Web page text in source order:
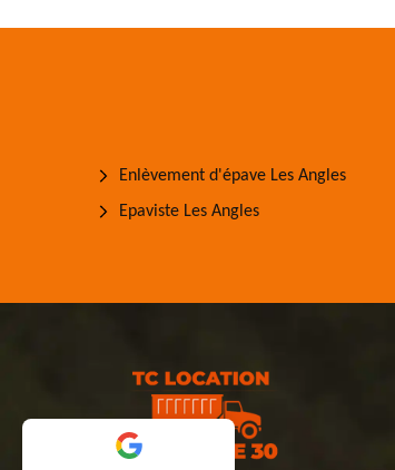
Enlèvement d'épave Les Angles
Epaviste Les Angles